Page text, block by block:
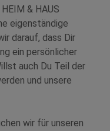
& HAUS
eigenständige
darauf, dass Dir
ein persönlicher
auch Du Teil der
und unsere
wir für unseren